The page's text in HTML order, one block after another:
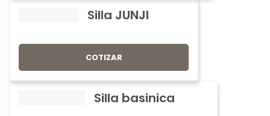
Silla JUNJI
COTIZAR
Silla basinica